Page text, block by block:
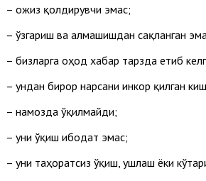
– ожиз қолдирувчи эмас;
– ўзгариш ва алмашишдан сақланган
– бизларга оҳод хабар тарзда етиб
– ундан бирор нарсани инкор қилган
– намозда ўқилмайди;
– уни ўқиш ибодат эмас;
– уни таҳоратсиз ўқиш, ушлаш ёки